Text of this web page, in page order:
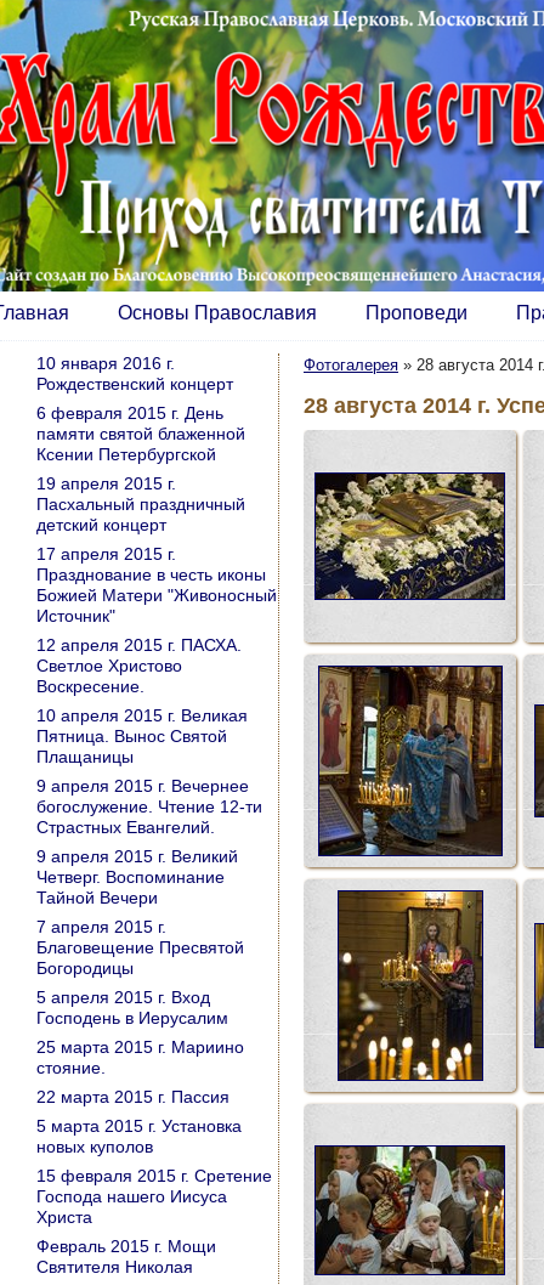
Основы Православия Проповеди
Фотогалерея » 28 августа 2014
28 августа 2014 г.
10 января 2016 г.
Рождественский концерт
6 февраля 2015 г. День
памяти святой блаженной
Ксении Петербургской
19 апреля 2015 г.
Пасхальный праздничный
детский концерт
17 апреля 2015 г.
Празднование в честь иконы
Божией Матери "Живоносный
Источник"
12 апреля 2015 г. ПАСХА.
Светлое Христово
Воскресение.
10 апреля 2015 г. Великая
Пятница. Вынос Святой
Плащаницы
9 апреля 2015 г. Вечернее
богослужение. Чтение 12-ти
Страстных Евангелий.
9 апреля 2015 г. Великий
Четверг. Воспоминание
Тайной Вечери
7 апреля 2015 г.
Благовещение Пресвятой
Богородицы
5 апреля 2015 г. Вход
Господень в Иерусалим
25 марта 2015 г. Мариино
стояние.
22 марта 2015 г. Пассия
5 марта 2015 г. Установка
новых куполов
15 февраля 2015 г. Сретение
Господа нашего Иисуса
Христа
Февраль 2015 г. Мощи
Святителя Николая